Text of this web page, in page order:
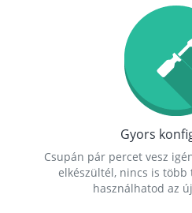
Gyors
Csupán pár percet vesz
elkészültél, nincs is több
használhatod az